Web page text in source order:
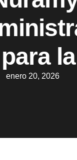
enero 20, 2026